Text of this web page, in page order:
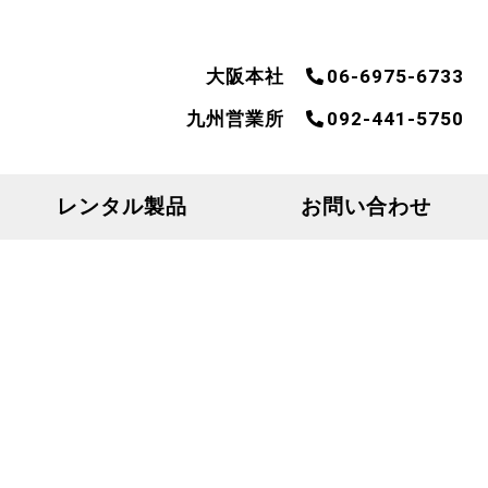
大阪本社
06-6975-6733
九州営業所
092-441-5750
レンタル製品 お問い合わせ